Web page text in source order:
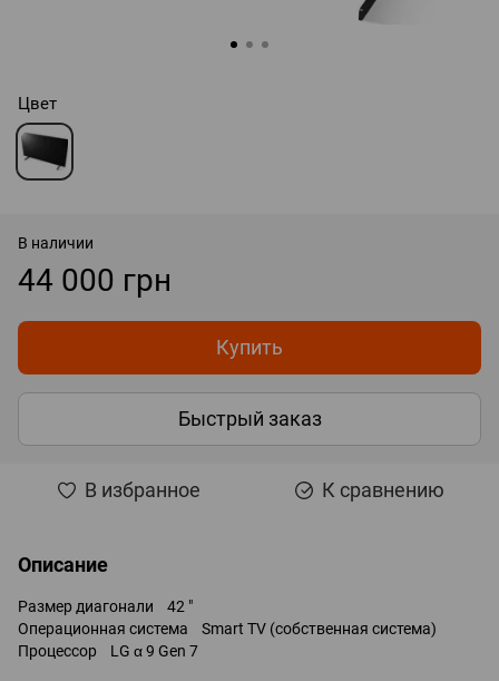
Цвет
В наличии
44 000 грн
Купить
Быстрый заказ
В избранное К сравнению
Описание
Размер диагонали 42 "
Операционная система Smart TV (собственная система)
Процессор LG α 9 Gen 7